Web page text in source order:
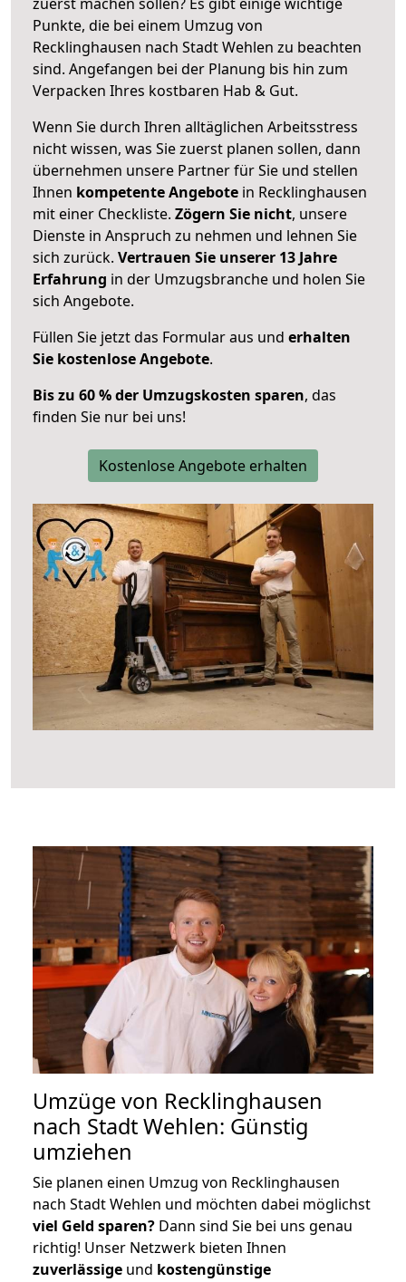
Punkte, die bei einem Umzug von
Recklinghausen nach Stadt Wehlen zu beachten
sind. Angefangen bei der Planung bis hin zum
Verpacken Ihres kostbaren Hab & Gut.
Wenn Sie durch Ihren alltäglichen Arbeitsstress
nicht wissen, was Sie zuerst planen sollen, dann
übernehmen unsere Partner für Sie und stellen
Ihnen kompetente Angebote in Recklinghausen
mit einer Checkliste. Zögern Sie nicht, unsere
Dienste in Anspruch zu nehmen und lehnen Sie
sich zurück. Vertrauen Sie unserer 13 Jahre
Erfahrung in der Umzugsbranche und holen Sie
sich Angebote.
Füllen Sie jetzt das Formular aus und erhalten
Sie kostenlose Angebote.
Bis zu 60 % der Umzugskosten sparen, das
finden Sie nur bei uns!
Kostenlose Angebote erhalten
Umzüge von Recklinghausen
nach Stadt Wehlen: Günstig
umziehen
Sie planen einen Umzug von Recklinghausen
nach Stadt Wehlen und möchten dabei möglichst
viel Geld sparen? Dann sind Sie bei uns genau
richtig! Unser Netzwerk bieten Ihnen
zuverlässige und kostengünstige